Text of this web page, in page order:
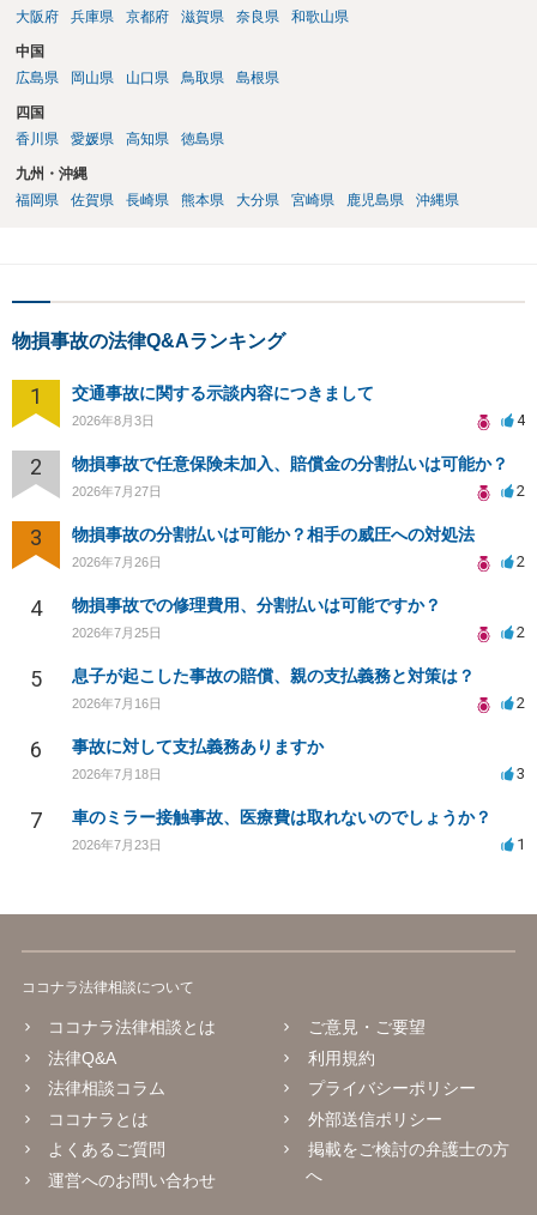
大阪府
兵庫県 京都府 滋賀県 奈良県 和歌山県
中国
広島県
岡山県 山口県 鳥取県 島根県
四国
香川県
愛媛県 高知県 徳島県
九州・沖縄
福岡県
佐賀県 長崎県 熊本県 大分県 宮崎県 鹿児島県 沖縄県
物損事故の法律Q&Aランキング
1 交通事故に関する示談内容につきまして
2026年8月3日 4
2 物損事故で任意保険未加入、賠償金の分割払いは可能か？
2026年7月27日 2
3 物損事故の分割払いは可能か？相手の威圧への対処法
2026年7月26日 2
4 物損事故での修理費用、分割払いは可能ですか？
2026年7月25日 2
5 息子が起こした事故の賠償、親の支払義務と対策は？
2026年7月16日 2
6 事故に対して支払義務ありますか
2026年7月18日 3
7 車のミラー接触事故、医療費は取れないのでしょうか？
2026年7月23日 1
ココナラ法律相談について
ココナラ法律相談とは
法律Q&A
法律相談コラム
ココナラとは
よくあるご質問
運営へのお問い合わせ
ご意見・ご要望
利用規約
プライバシーポリシー
外部送信ポリシー
掲載をご検討の弁護士の方
へ